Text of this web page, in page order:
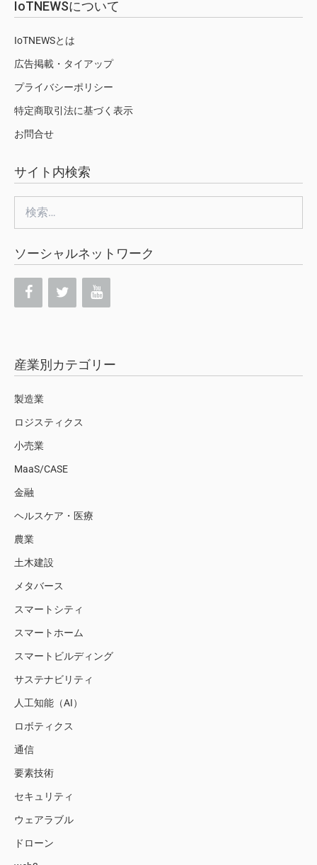
IoTNEWSについて
IoTNEWSとは
広告掲載・タイアップ
プライバシーポリシー
特定商取引法に基づく表示
お問合せ
サイト内検索
索:
ソーシャルネットワーク
産業別カテゴリー
製造業
ロジスティクス
小売業
MaaS/CASE
金融
ヘルスケア・医療
農業
土木建設
メタバース
スマートシティ
スマートホーム
スマートビルディング
サステナビリティ
人工知能（AI）
ロボティクス
通信
要素技術
セキュリティ
ウェアラブル
ドローン